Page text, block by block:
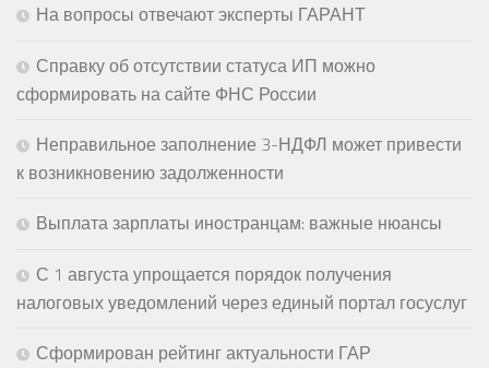
На вопросы отвечают эксперты ГАРАНТ
Справку об отсутствии статуса ИП можно
сформировать на сайте ФНС России
Неправильное заполнение 3-НДФЛ может привести
к возникновению задолженности
Выплата зарплаты иностранцам: важные нюансы
С 1 августа упрощается порядок получения
налоговых уведомлений через единый портал госуслуг
Сформирован рейтинг актуальности ГАР